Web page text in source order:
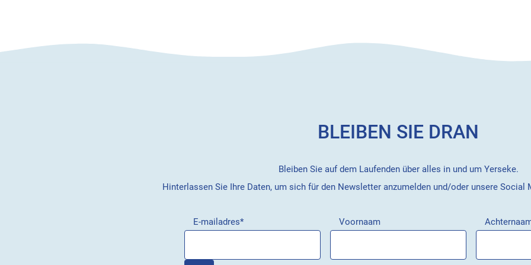
BLEIBEN SIE DRAN
Bleiben Sie auf dem Laufenden über alles in und um Yerseke.
Hinterlassen Sie Ihre Daten, um sich für den Newsletter anzumelden und/oder unsere Social
E-mailadres* Voornaam